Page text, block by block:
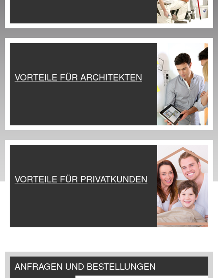
VORTEILE FÜR ARCHITEKTEN
VORTEILE FÜR PRIVATKUNDEN
ANFRAGEN UND BESTELLUNGEN